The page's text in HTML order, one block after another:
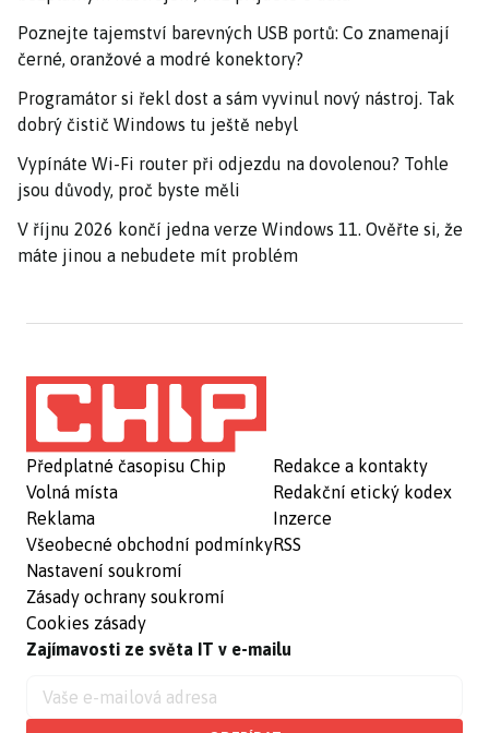
Poznejte tajemství barevných USB portů: Co znamenají
černé, oranžové a modré konektory?
Programátor si řekl dost a sám vyvinul nový nástroj. Tak
dobrý čistič Windows tu ještě nebyl
Vypínáte Wi-Fi router při odjezdu na dovolenou? Tohle
jsou důvody, proč byste měli
V říjnu 2026 končí jedna verze Windows 11. Ověřte si, že
máte jinou a nebudete mít problém
Předplatné časopisu Chip
Volná místa
Reklama
Všeobecné obchodní podmínky
Nastavení soukromí
Zásady ochrany soukromí
Cookies zásady
Redakce a kontakty
Redakční etický kodex
Inzerce
RSS
Zajímavosti ze světa IT v e-mailu